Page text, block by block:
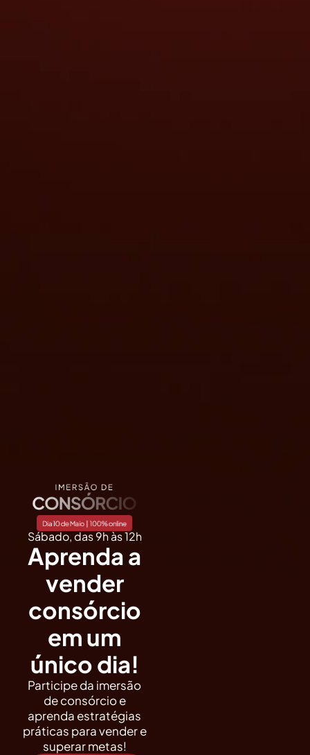
Sábado, das 9h às 12h
Aprenda a
vender
consórcio
em um
único dia!
Participe da imersão
de consórcio e
aprenda estratégias
práticas para vender e
superar metas!